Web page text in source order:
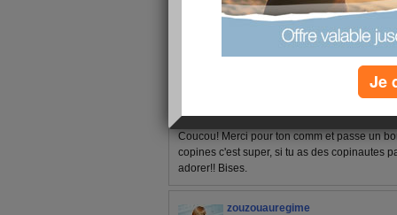
‹ Préc. Suiv. ›
Coucou! Merci pour ton comm et passe un
copines c'est super, si tu as des copinautes
adorer!! Bises.
zouzouauregime
Je